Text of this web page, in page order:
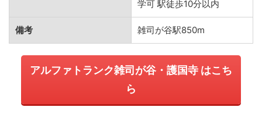
学可 駅徒歩10分以内
備考 雑司が谷駅850m
アルファトランク雑司が谷・護国寺 はこち
ら